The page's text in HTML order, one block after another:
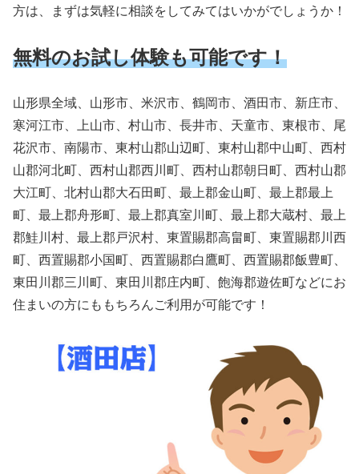
方は、まずは気軽に相談をしてみてはいかがでしょうか！
無料のお試し体験も可能です！
山形県全域、山形市、米沢市、鶴岡市、酒田市、新庄市、
寒河江市、上山市、村山市、長井市、天童市、東根市、尾
花沢市、南陽市、東村山郡山辺町、東村山郡中山町、西村
山郡河北町、西村山郡西川町、西村山郡朝日町、西村山郡
大江町、北村山郡大石田町、最上郡金山町、最上郡最上
町、最上郡舟形町、最上郡真室川町、最上郡大蔵村、最上
郡鮭川村、最上郡戸沢村、東置賜郡高畠町、東置賜郡川西
町、西置賜郡小国町、西置賜郡白鷹町、西置賜郡飯豊町、
東田川郡三川町、東田川郡庄内町、飽海郡遊佐町などにお
住まいの方にももちろんご利用が可能です！